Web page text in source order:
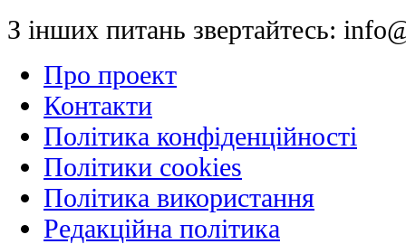
З інших питань звертайтесь:
Про проект
Контакти
Політика конфіденційності
Політики cookies
Політика використання
Редакційна політика